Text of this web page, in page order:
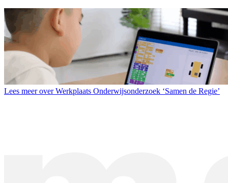
Lees meer over Werkplaats Onderwijsonderzoek ‘Samen de Regie’